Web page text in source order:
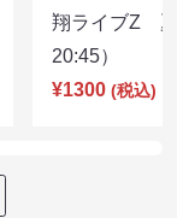
翔ライブZ
20:45）
¥1300 (税込)